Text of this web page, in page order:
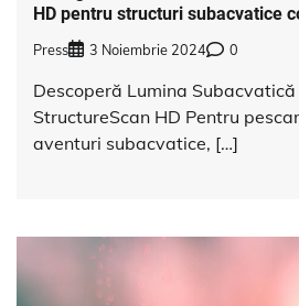
HD pentru structuri subacvatice
Press 3 Noiembrie 2024 0
Descoperă Lumina Subacvatică
StructureScan HD Pentru
aventuri subacvatice, […]